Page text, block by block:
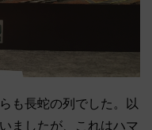
も長蛇の列でした。以
ましたが、これはハマ